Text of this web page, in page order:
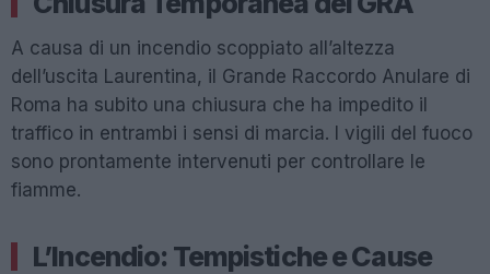
A causa di un incendio scoppiato all’altezza
dell’uscita Laurentina, il Grande Raccordo Anulare di
Roma ha subito una chiusura che ha impedito il
traffico in entrambi i sensi di marcia. I vigili del fuoco
sono prontamente intervenuti per controllare le
fiamme.
L’Incendio: Tempistiche e Cause